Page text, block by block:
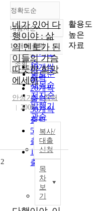
정확도순
정확도
순
인기도
순
연도순
제목순
저자순
발행기
관순
내림차순
내림차순
10개씩 출력
10개씩
출력
20개씩
출력
30개씩
출력
50개씩
출력
100개씩
출력
조회
네가 있어 다
행이야 : 삶
의 멘토가 된
이들의 가슴
따뜻한 희망
에세이
안성기
창해
2008
복사/
대출
신청
목
차
보
기
2
활용도
높은
자료